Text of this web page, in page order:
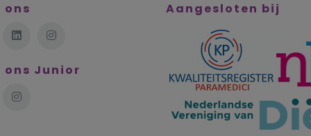
ons
ons Junior
Aangesloten bij